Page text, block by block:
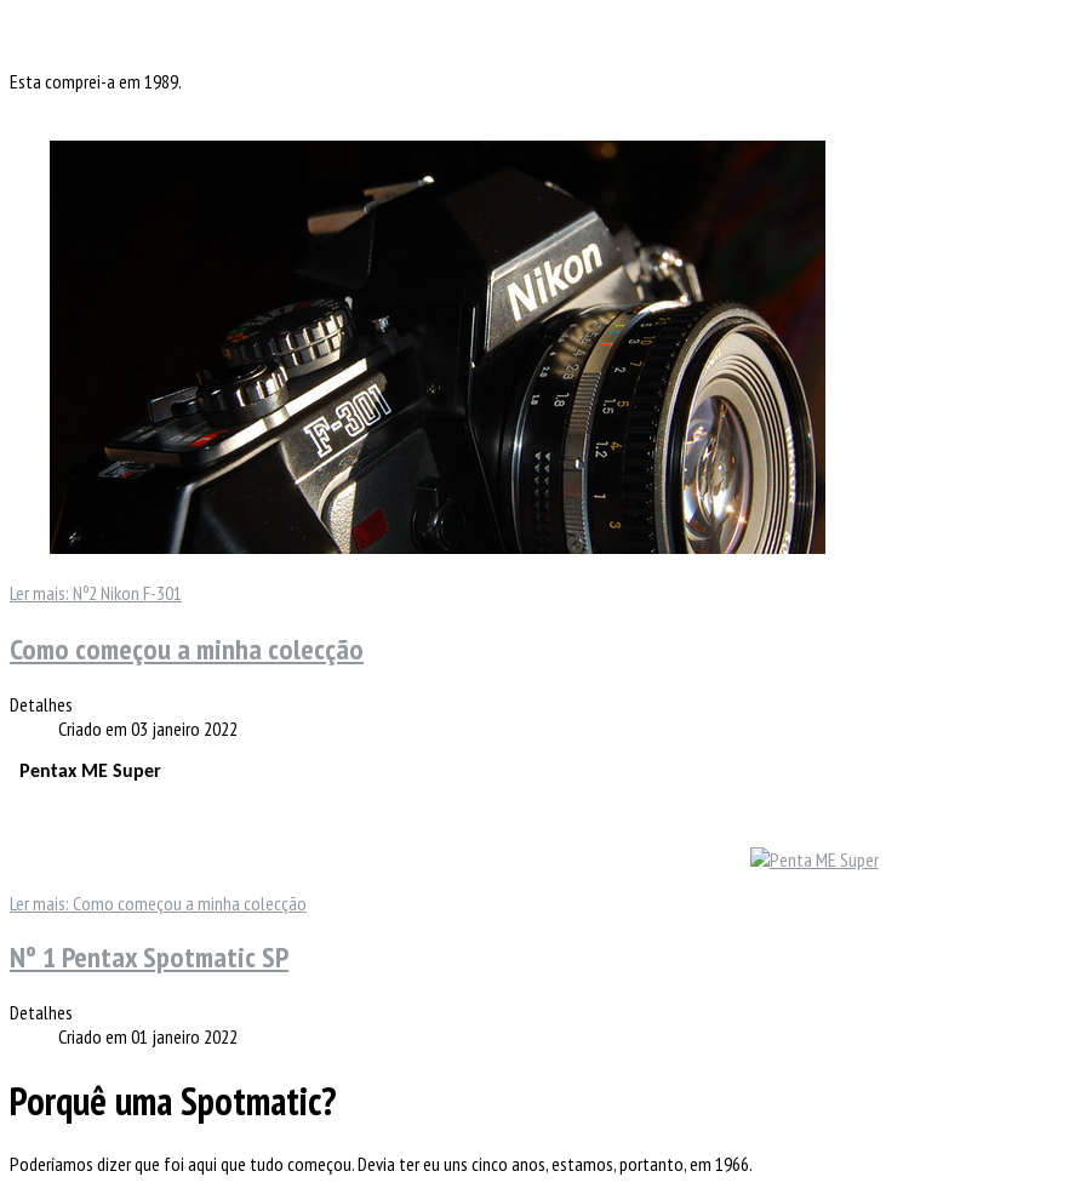
Esta comprei-a em 1989.
Ler mais: Nº2 Nikon F-301
Como começou a minha colecção
Detalhes
Criado em 03 janeiro 2022
Pentax ME Super
Ler mais: Como começou a minha colecção
Nº 1 Pentax Spotmatic SP
Detalhes
Criado em 01 janeiro 2022
Porquê uma Spotmatic?
Poderíamos dizer que foi aqui que tudo começou. Devia ter eu uns cinco anos, estamos, portanto, em 1966.